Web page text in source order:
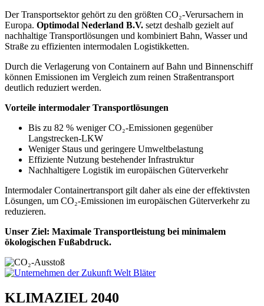
Der Transportsektor gehört zu den größten CO₂-Verursachern in
Europa. Optimodal Nederland B.V. setzt deshalb gezielt auf
nachhaltige Transportlösungen und kombiniert Bahn, Wasser und
Straße zu effizienten intermodalen Logistikketten.
Durch die Verlagerung von Containern auf Bahn und Binnenschiff
können Emissionen im Vergleich zum reinen Straßentransport
deutlich reduziert werden.
Vorteile intermodaler Transportlösungen
Bis zu 82 % weniger CO₂-Emissionen gegenüber
Langstrecken-LKW
Weniger Staus und geringere Umweltbelastung
Effiziente Nutzung bestehender Infrastruktur
Nachhaltigere Logistik im europäischen Güterverkehr
Intermodaler Containertransport gilt daher als eine der effektivsten
Lösungen, um CO₂-Emissionen im europäischen Güterverkehr zu
reduzieren.
Unser Ziel: Maximale Transportleistung bei minimalem
ökologischen Fußabdruck.
KLIMAZIEL 2040